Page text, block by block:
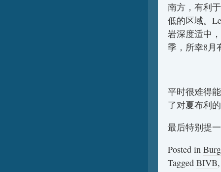
南方，有利
低的区域。
岩深度适中
季，所幸8月
平时很难得
了对夏布利
最后特别提
Posted in
Tagged BIVB